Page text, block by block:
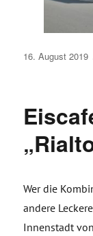
Veröffentlicht
16. August 2019
Wer die
andere
Innenstadt